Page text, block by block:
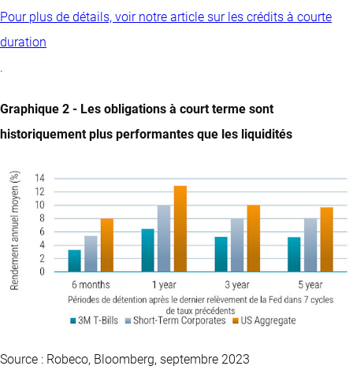
Pour plus de détails, voir notre article sur les crédits à courte
duration
.
Graphique 2 - Les obligations à court terme sont
historiquement plus performantes que les liquidités
Source : Robeco, Bloomberg, septembre 2023